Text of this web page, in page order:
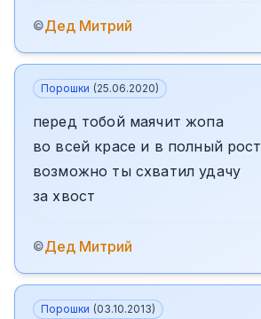
©Дед Митрий
Порошки (25.06.2020)
перед тобой маячит жопа
во всей красе и в полный рост
возможно ты схватил удачу
за хвост
©Дед Митрий
Порошки (03.10.2013)